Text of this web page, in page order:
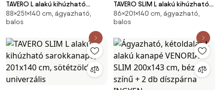
TAVERO L alakú kihúzható
sarokkanapé, 251x140 cm,
világos bézs, univerzális
88×251×140 cm, ágyazható,
balos
TAVERO SLIM L alakú kihúzható
sarokkanapé, 201x140 cm,
világos bézs, univerzális
86×201×140 cm, ágyazható,
balos